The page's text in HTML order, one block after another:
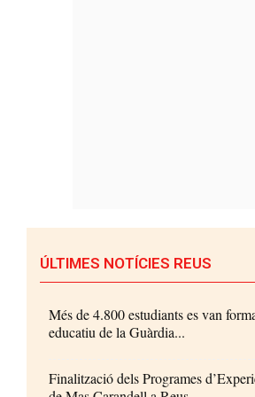
ÚLTIMES NOTÍCIES REUS
Més de 4.800 estudiants es van
educatiu de la Guàrdia...
Finalització dels Programes